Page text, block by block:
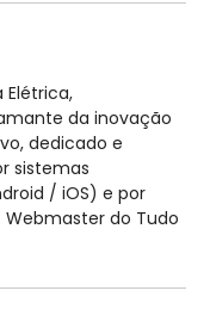
Elétrica,
da inovação
dedicado e
sistemas
/ iOS) e por
do Tudo